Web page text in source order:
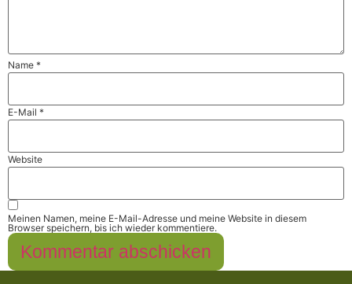
Name *
E-Mail *
Website
Meinen Namen, meine E-Mail-Adresse und meine Website in diesem
Browser speichern, bis ich wieder kommentiere.